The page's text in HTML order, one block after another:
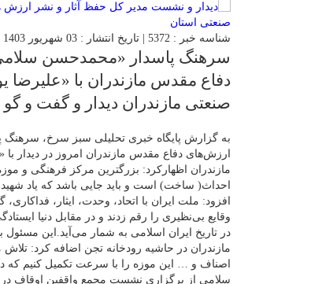
شناسه خبر : 5372 | تاریخ انتشار : 03 شهریور 1403 - 23:29 | تعداد دیدگاه :
سرهنگ پاسدار «محمدحسن
دفاع مقدس مازندران با
صنعتی مازندران دیدار و گفت و گو
به گزارش پایگاه خبری تحلیلی سبز سرخ،
ارزش‌های دفاع مقدس مازندران امروز در
احداث( ساخت) است و باید جایی باشد که یاد
افزود: ملت ایران با اتحاد، وحدت، ایثار،
وقایع بی‌نظیری را رقم زدند و در مقابل دنیا
در تاریخ ایران اسلامی به شمار می‌آید.این
مازندران در حاشیه رودخانه تجن اضافه کرد:
اصناف و … این موزه را با سرعت تکمیل کنیم که
سلامی از برگزاری نشست مجمع واقفین اوقاف